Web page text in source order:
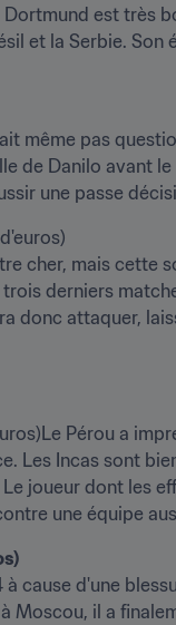
Dortmund est très
et la Serbie. Son
même pas
de Danilo avant
une passe
cher, mais cette
derniers
donc attaquer,
Pérou a
Les Incas sont
joueur dont les
une équipe
cause d'une
Moscou, il a